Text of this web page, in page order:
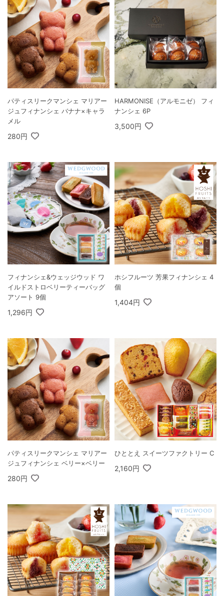
パティスリークマンシェ マリアー
ジュフィナンシェ バナナ×キャラ
メル
280円
HARMONISE（アルモニゼ） フィ
ナンシェ 6P
3,500円
フィナンシェ&ウェッジウッド ワ
イルドストロベリーティーバッグ
アソート 9個
1,296円
ホシフルーツ 芳果フィナンシェ 4
個
1,404円
パティスリークマンシェ マリアー
ジュフィナンシェ ベリー×ベリー
280円
ひととえ スイーツファクトリー C
2,160円